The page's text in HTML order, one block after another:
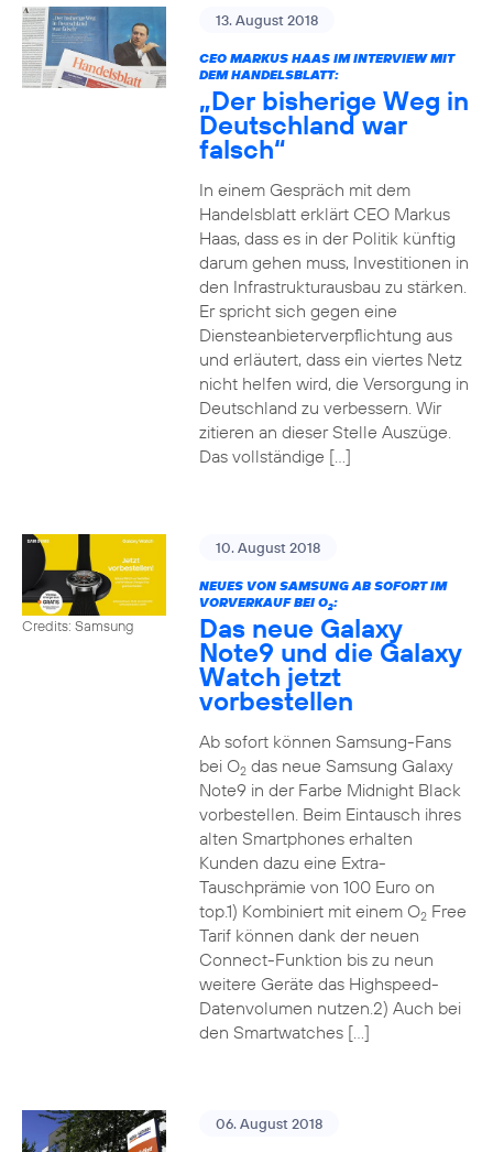
13. August 2018
CEO MARKUS HAAS IM INTERVIEW MIT
DEM HANDELSBLATT:
„Der bisherige Weg in
Deutschland war
falsch“
In einem Gespräch mit dem
Handelsblatt erklärt CEO Markus
Haas, dass es in der Politik künftig
darum gehen muss, Investitionen in
den Infrastrukturausbau zu stärken.
Er spricht sich gegen eine
Diensteanbieterverpflichtung aus
und erläutert, dass ein viertes Netz
nicht helfen wird, die Versorgung in
Deutschland zu verbessern. Wir
zitieren an dieser Stelle Auszüge.
Das vollständige […]
Credits: Samsung
10. August 2018
NEUES VON SAMSUNG AB SOFORT IM
VORVERKAUF BEI O2:
Das neue Galaxy
Note9 und die Galaxy
Watch jetzt
vorbestellen
Ab sofort können Samsung-Fans
bei O2das neue Samsung Galaxy
Note9 in der Farbe Midnight Black
vorbestellen. Beim Eintausch ihres
alten Smartphones erhalten
Kunden dazu eine Extra-
Tauschprämie von 100 Euro on
top.1) Kombiniert mit einem O2Free
Tarif können dank der neuen
Connect-Funktion bis zu neun
weitere Geräte das Highspeed-
Datenvolumen nutzen.2) Auch bei
den Smartwatches […]
06. August 2018